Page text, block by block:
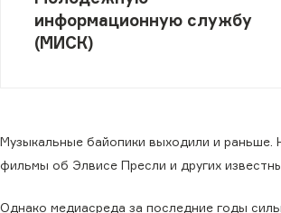
информационную службу
(МИСК)
Музыкальные байопики выходили и
фильмы об Элвисе Пресли и других
Однако медиасреда за последние годы